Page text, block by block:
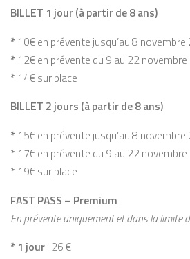
BILLET 1 jour (à partir de 8 ans)
* 10€ en prévente jusqu’au 8
* 12€ en prévente du 9 au 22
* 14€ sur place
BILLET 2 jours (à partir de 8 ans)
* 15€ en prévente jusqu’au 8
* 17€ en prévente du 9 au 22
* 19€ sur place
FAST PASS – Premium
En prévente uniquement et dans la limite
* 1 jour: 26 €